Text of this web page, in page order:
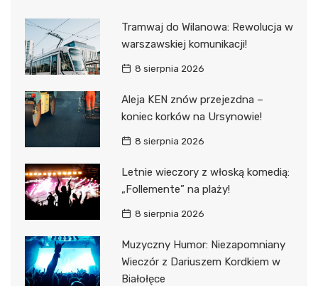
Tramwaj do Wilanowa: Rewolucja w
warszawskiej komunikacji!
8 sierpnia 2026
Aleja KEN znów przejezdna –
koniec korków na Ursynowie!
8 sierpnia 2026
Letnie wieczory z włoską komedią:
„Follemente” na plaży!
8 sierpnia 2026
Muzyczny Humor: Niezapomniany
Wieczór z Dariuszem Kordkiem w
Białołęce